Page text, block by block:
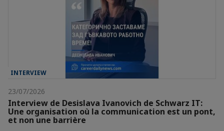
INTERVIEW
23/07/2026
Interview de Desislava Ivanovich de Schwarz IT:
Une organisation où la communication est un pont,
et non une barrière